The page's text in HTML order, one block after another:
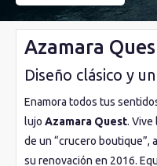
Azamara
Diseño clásico y
Enamora todos tus
lujo Azamara Quest. Vive
de un “crucero boutique”,
su renovación en 2016.